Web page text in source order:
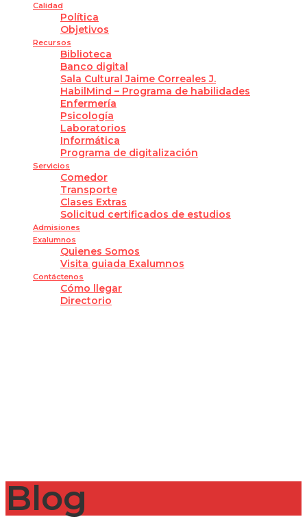
Calidad
Política
Objetivos
Recursos
Biblioteca
Banco digital
Sala Cultural Jaime Correales J.
HabilMind – Programa de habilidades
Enfermería
Psicología
Laboratorios
Informática
Programa de digitalización
Servicios
Comedor
Transporte
Clases Extras
Solicitud certificados de estudios
Admisiones
Exalumnos
Quienes Somos
Visita guiada Exalumnos
Contáctenos
Cómo llegar
Directorio
Blog